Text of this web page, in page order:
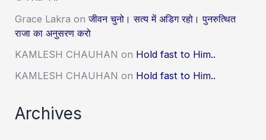
Grace Lakra onजीवन चुनो। सत्य में अडिग रहो। पुनरुत्थित
राजा का अनुसरण करो
KAMLESH CHAUHAN on Hold fast to Him..
KAMLESH CHAUHAN on Hold fast to Him..
Archives